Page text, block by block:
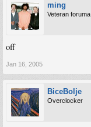
ming
Veteran foruma
off
Jan 16, 2005
BiceBolje
Overclocker